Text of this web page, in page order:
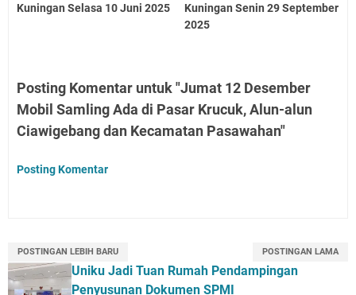
Kuningan Selasa 10 Juni 2025
Kuningan Senin 29 September
2025
Posting Komentar untuk "Jumat 12 Desember
Mobil Samling Ada di Pasar Krucuk, Alun-alun
Ciawigebang dan Kecamatan Pasawahan"
Posting Komentar
POSTINGAN LEBIH BARU POSTINGAN LAMA
Uniku Jadi Tuan Rumah Pendampingan
Penyusunan Dokumen SPMI